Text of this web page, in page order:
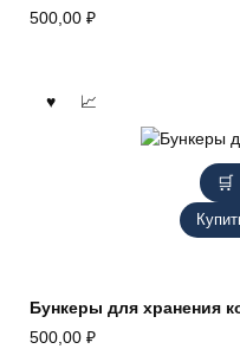
500,00 ₽
Бункеры для хранения
500,00 ₽